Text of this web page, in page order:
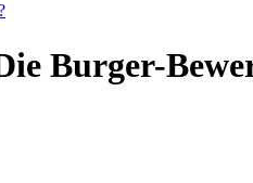
Burger-